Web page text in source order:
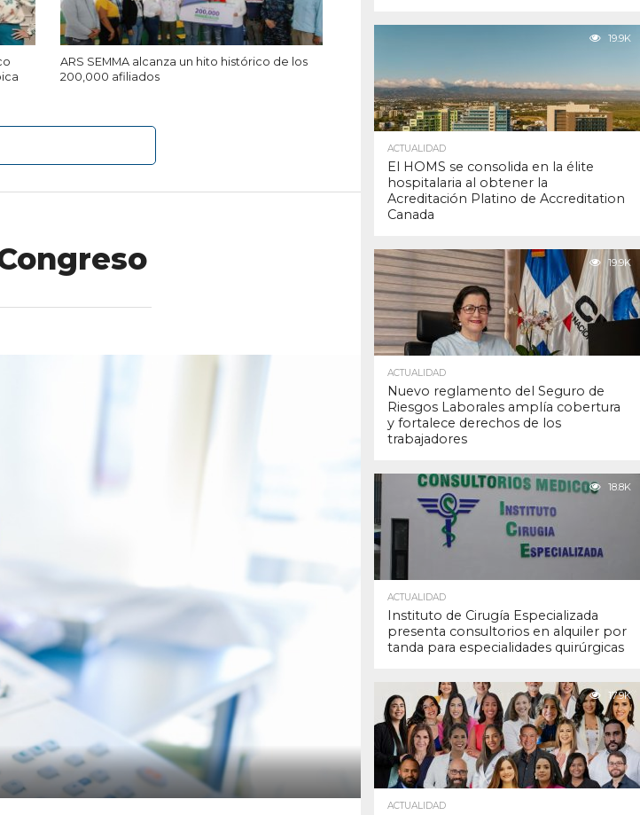
ARS SEMMA alcanza un hito histórico de los
200,000 afiliados
19.9K
ACTUALIDAD
El HOMS se consolida en la élite
hospitalaria al obtener la
Acreditación Platino de Accreditation
Canada
19.9K
ACTUALIDAD
Nuevo reglamento del Seguro de
Riesgos Laborales amplía cobertura
y fortalece derechos de los
trabajadores
18.8K
ACTUALIDAD
Instituto de Cirugía Especializada
presenta consultorios en alquiler por
tanda para especialidades quirúrgicas
17.9K
ACTUALIDAD